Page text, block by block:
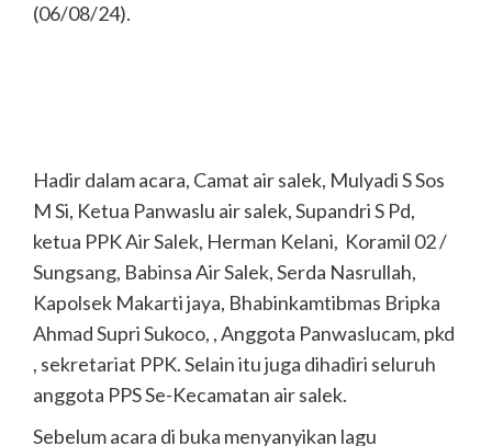
(06/08/24).
Hadir dalam acara, Camat air salek, Mulyadi S Sos
M Si, Ketua Panwaslu air salek, Supandri S Pd,
ketua PPK Air Salek, Herman Kelani, Koramil 02 /
Sungsang, Babinsa Air Salek, Serda Nasrullah,
Kapolsek Makarti jaya, Bhabinkamtibmas Bripka
Ahmad Supri Sukoco, , Anggota Panwaslucam, pkd
, sekretariat PPK. Selain itu juga dihadiri seluruh
anggota PPS Se-Kecamatan air salek.
Sebelum acara di buka menyanyikan lagu